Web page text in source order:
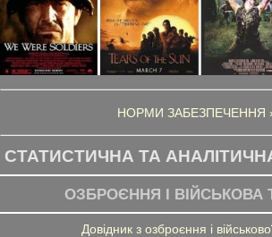
НОРМИ ЗАБЕЗПЕЧЕННЯ
СТАТИСТИЧНА ТА
ОЗБРОЄННЯ І ВІЙСЬКОВА
Довідник з озброєння і